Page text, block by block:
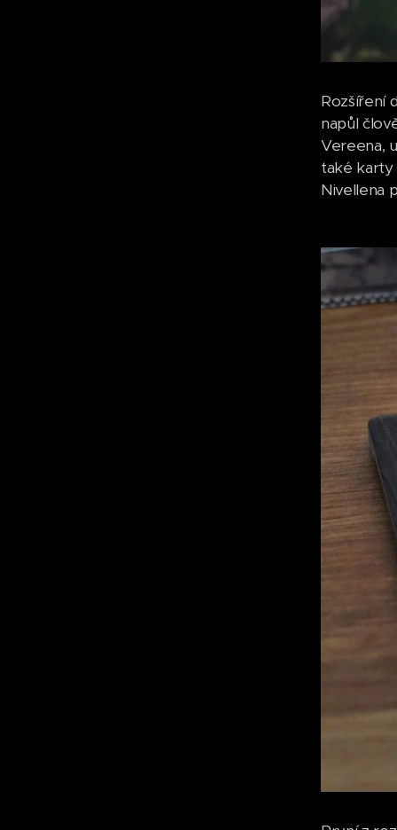
Rozšíření
napůl
Vereena,
také karty
Nivellena